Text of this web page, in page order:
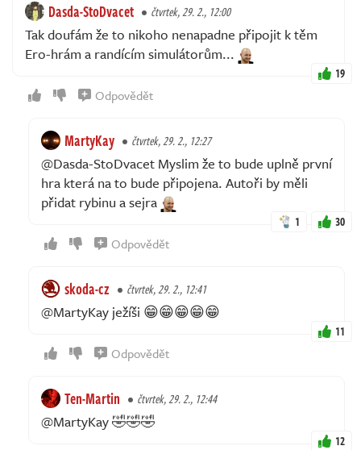
Dasda-StoDvacet čtvrtek, 29. 2., 12:00
Tak doufám že to nikoho nenapadne připojit k těm
Ero-hrám a randícím simulátorům...
19
Odpovědět
MartyKay čtvrtek, 29. 2., 12:27
@Dasda-StoDvacet Myslim že to bude uplně první
hra která na to bude připojena. Autoři by měli
přidat rybinu a sejra
1 30
Odpovědět
skoda-cz čtvrtek, 29. 2., 12:41
@MartyKay ježíši 😁😁😁😁😁
11
Odpovědět
Ten-Martin čtvrtek, 29. 2., 12:44
@MartyKay 🤣🤣🤣
12